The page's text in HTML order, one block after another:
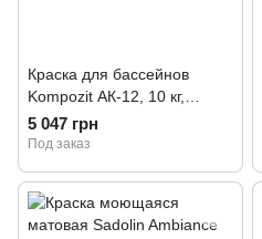
Краска для бассейнов
Kompozit АК-12, 10 кг,
голубой, матовый
5 047 грн
Под заказ